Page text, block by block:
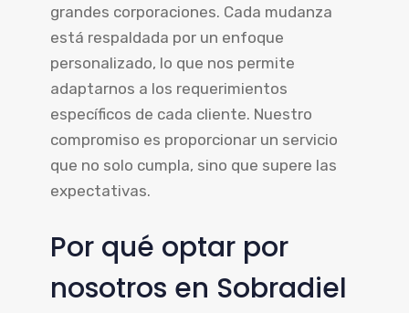
grandes corporaciones. Cada mudanza
está respaldada por un enfoque
personalizado, lo que nos permite
adaptarnos a los requerimientos
específicos de cada cliente. Nuestro
compromiso es proporcionar un servicio
que no solo cumpla, sino que supere las
expectativas.
Por qué optar por
nosotros en Sobradiel